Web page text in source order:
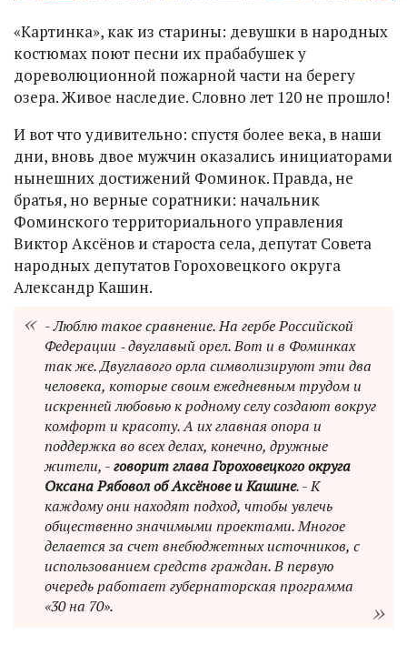
«Картинка», как из старины: девушки в народных
костюмах поют песни их прабабушек у
дореволюционной пожарной части на берегу
озера. Живое наследие. Словно лет 120 не прошло!
И вот что удивительно: спустя более века, в наши
дни, вновь двое мужчин оказались инициаторами
нынешних достижений Фоминок. Правда, не
братья, но верные соратники: начальник
Фоминского территориального управления
Виктор Аксёнов и староста села, депутат Совета
народных депутатов Гороховецкого округа
Александр Кашин.
- Люблю такое сравнение. На гербе Российской
Федерации ‑ двуглавый орел. Вот и в Фоминках
так же. Двуглавого орла символизируют эти два
человека, которые своим ежедневным трудом и
искренней любовью к родному селу создают вокруг
комфорт и красоту. А их главная опора и
поддержка во всех делах, конечно, дружные
жители, -говорит глава Гороховецкого округа
Оксана Рябовол об Аксёнове и Кашине. - К
каждому они находят подход, чтобы увлечь
общественно значимыми проектами. Многое
делается за счет внебюджетных источников, с
использованием средств граждан. В первую
очередь работает губернаторская программа
«30 на 70».